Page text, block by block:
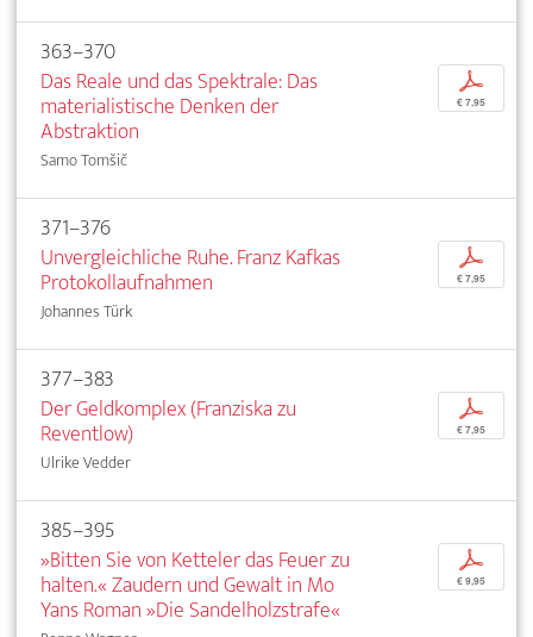
363–370
Das Reale und das Spektrale: Das
materialistische Denken der
Abstraktion
Samo Tomšič
p
€ 7,95
371–376
Unvergleichliche Ruhe. Franz Kafkas
Protokollaufnahmen
Johannes Türk
p
€ 7,95
377–383
Der Geldkomplex (Franziska zu
Reventlow)
Ulrike Vedder
p
€ 7,95
385–395
»Bitten Sie von Ketteler das Feuer zu
halten.« Zaudern und Gewalt in Mo
Yans Roman »Die Sandelholzstrafe«
p
€ 9,95